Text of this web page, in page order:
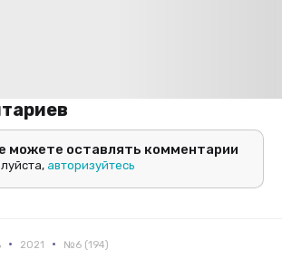
можете оставлять комментарии
авторизуйтесь
• 2021 • №6 (194)